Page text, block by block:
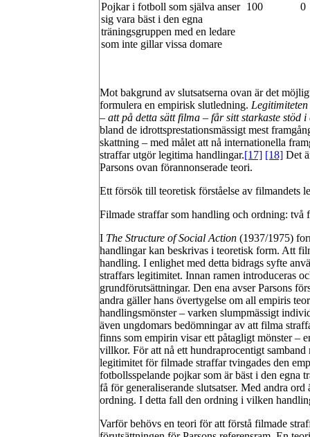
Pojkar i fotboll som själva anser
sig vara bäst i den egna
träningsgruppen med en ledare
som inte gillar vissa domare
100 0
Mot bakgrund av slutsatserna ovan är det
formulera en empirisk slutledning.
– att på detta sätt filma – får sitt starkaste stöd
bland de idrottsprestationsmässigt mest
skattning – med målet att nå internationella
straffar utgör legitima handlingar.[17] [18] Det
Parsons ovan förannonserade teori.
Ett försök till teoretisk förståelse av filmandets
Filmade straffar som handling och ordning: två
I The Structure of Social Action (1937/1975)
handlingar kan beskrivas i teoretisk form. Att
handling. I enlighet med detta bidrags syfte
straffars legitimitet. Innan ramen introduceras
grundförutsättningar. Den ena avser Parsons
andra gäller hans övertygelse om all empiris
handlingsmönster – varken slumpmässigt
även ungdomars bedömningar av att filma
finns som empirin visar ett påtagligt mönster –
villkor. För att nå ett hundraprocentigt
legitimitet för filmade straffar tvingades den
fotbollsspelande pojkar som är bäst i den egna
få för generaliserande slutsatser. Med andra
ordning. I detta fall den ordning i vilken
Varför behövs en teori för att förstå filmade